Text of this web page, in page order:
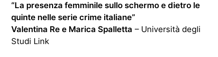
“La presenza femminile sullo schermo e dietro le
quinte nelle serie crime italiane”
Valentina Re e Marica Spalletta – Università degli
Studi Link